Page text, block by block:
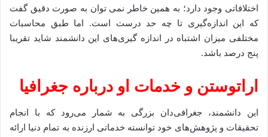
اختلافاتی وجود دارد؛ به همین خاطر نمی توان به صورت دقیق گفت
که این اندازه‌گیری تا چه حد درست است. اما طبق محاسبات
مختلفی میزان اشتباه در اندازه گیری‌های این دانشمند شاید تقریبا
پنج درصد باشد.
اراتوستن و خدمات او درباره جغرافیا
این دانشمند، جغرافی‌دان بزرگی به شمار می‌رود که با انجام
تحقیقات و پژوهش‌های خود توانسته خدماتی ارزنده به تمام دنیا ارائه